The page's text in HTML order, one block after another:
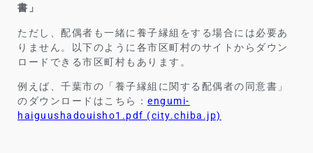
書」
ただし、配偶者も一緒に養子縁組をする場合には必要あ
りません。以下のように各市区町村のサイトからダウン
ロードできる市区町村もあります。
例えば、千葉市の「養子縁組に関する配偶者の同意書」
のダウンロードはこちら： engumi-
haiguushadouisho1.pdf (city.chiba.jp)